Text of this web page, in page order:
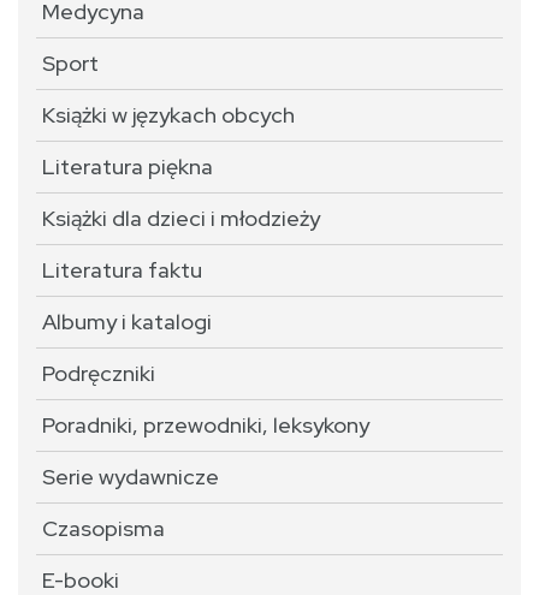
Medycyna
Sport
Książki w językach obcych
Literatura piękna
Książki dla dzieci i młodzieży
Literatura faktu
Albumy i katalogi
Podręczniki
Poradniki, przewodniki, leksykony
Serie wydawnicze
Czasopisma
E-booki